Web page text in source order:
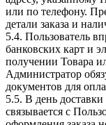
или по телефону.
детали заказа и
5.4. Пользователь
банковских карт и
получении Товара
Администратор
документов для
5.5. В день
связывается с